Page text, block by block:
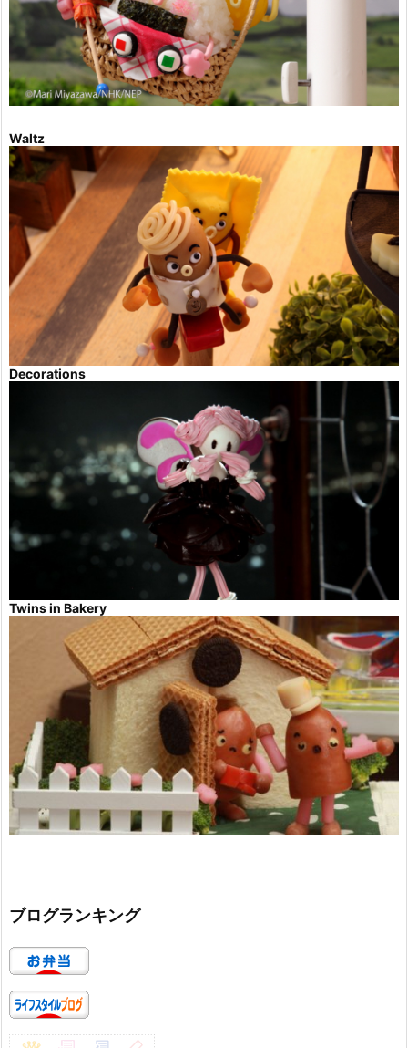
Waltz
Decorations
Twins in Bakery
ブログランキング